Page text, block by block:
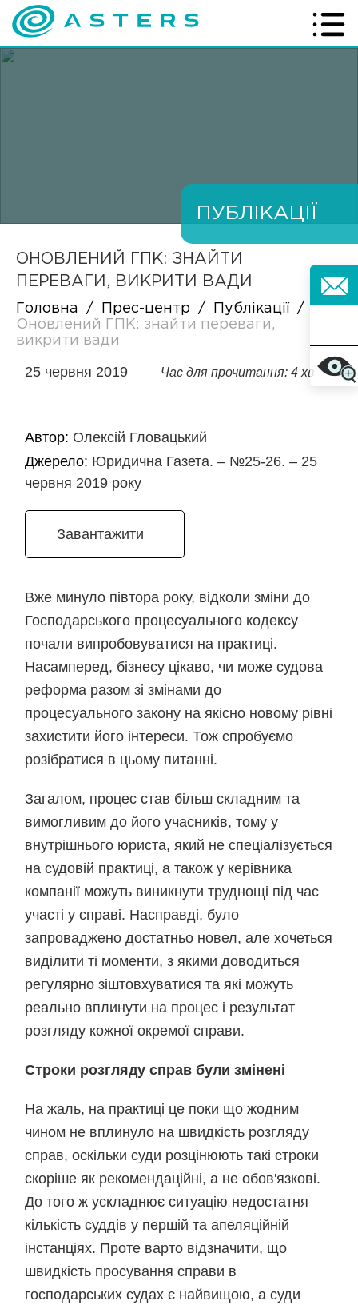
ПУБЛІКАЦІЇ
ОНОВЛЕНИЙ ГПК: ЗНАЙТИ
ПЕРЕВАГИ, ВИКРИТИ ВАДИ
Головна / Прес-центр / Публікації
/
Оновлений ГПК: знайти переваги,
викрити вади
25 червня 2019 Час для прочитання: 4 хв
Автор: Олексій Гловацький
Джерело: Юридична Газета. – №25-26. – 25
червня 2019 року
Завантажити
Вже минуло півтора року, відколи зміни до
Господарського процесуального кодексу
почали випробовуватися на практиці.
Насамперед, бізнесу цікаво, чи може судова
реформа разом зі змінами до
процесуального закону на якісно новому рівні
захистити його інтереси. Тож спробуємо
розібратися в цьому питанні.
Загалом, процес став більш складним та
вимогливим до його учасників, тому у
внутрішнього юриста, який не спеціалізується
на судовій практиці, а також у керівника
компанії можуть виникнути труднощі під час
участі у справі. Насправді, було
запроваджено достатньо новел, але хочеться
виділити ті моменти, з якими доводиться
регулярно зіштовхуватися та які можуть
реально вплинути на процес і результат
розгляду кожної окремої справи.
Строки розгляду справ були змінені
На жаль, на практиці це поки що жодним
чином не вплинуло на швидкість розгляду
справ, оскільки суди розцінюють такі строки
скоріше як рекомендаційні, а не обов'язкові.
До того ж ускладнює ситуацію недостатня
кількість суддів у першій та апеляційній
інстанціях. Проте варто відзначити, що
швидкість просування справи в
господарських судах є найвищою, а суди